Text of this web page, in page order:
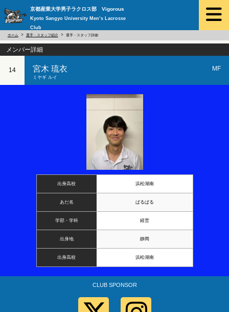
京都産業大学男子ラクロス部 Vigorous
Kyoto Sangyo University Men’s Lacrosse
Club
ホーム 選手・スタッフ紹介 選手・スタッフ詳細
メンバー詳細
14 宮木 琉衣
ミヤギ ルイ
MF
出身高校 浜松湖南
あだ名 ぱるぱる
学部・学科 経営
出身地 静岡
出身高校 浜松湖南
CLUB SPONSOR